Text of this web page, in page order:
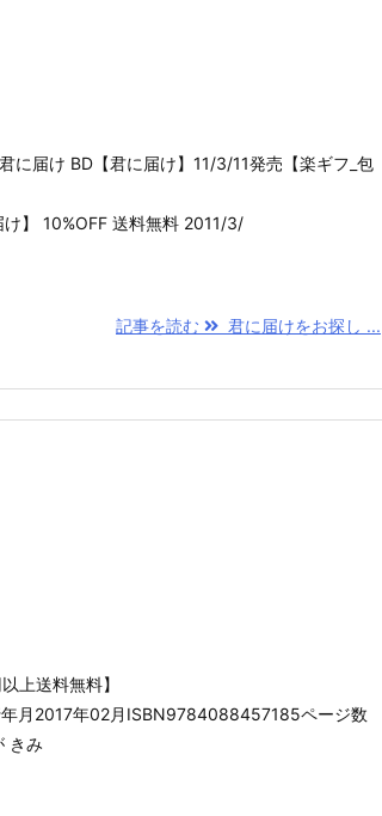
に届け BD【君に届け】11/3/11発売【楽ギフ_包
10%OFF 送料無料 2011/3/
記事を読む 君に届けをお探し ...
上送料無料】
月2017年02月ISBN9784088457185ページ数
きみ